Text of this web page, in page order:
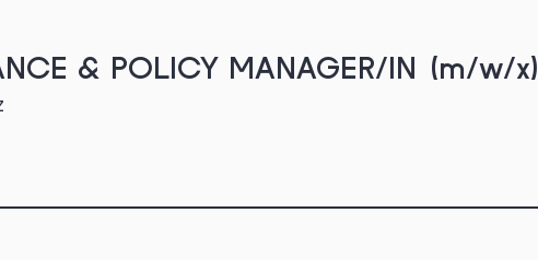
& POLICY MANAGER/IN (m/w/x)